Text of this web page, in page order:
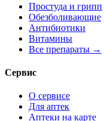
Простуда и грипп
Обезболивающие
Антибиотики
Витамины
Все препараты →
Сервис
О сервисе
Для аптек
Аптеки на карте